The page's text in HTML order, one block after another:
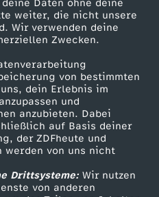
Daten ohne deine
weiter, die nicht unsere
Wir verwenden deine
Zwecken.
von bestimmten
dein Erlebnis im
und
anzubieten. Dabei
auf Basis deiner
der ZDFheute und
werden von uns nicht
Drittsysteme:Wir nutzen
von anderen
Kontakt zum ZDF
Tickets
Zuschauerservice
Hilfe